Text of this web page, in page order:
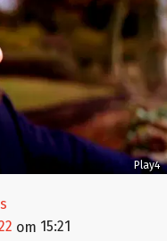
Play4
om 15:21